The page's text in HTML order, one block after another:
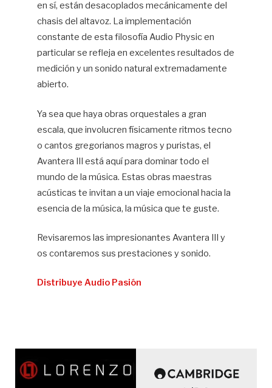
en sí, están desacoplados mecánicamente del
chasis del altavoz. La implementación
constante de esta filosofía Audio Physic en
particular se refleja en excelentes resultados de
medición y un sonido natural extremadamente
abierto.
Ya sea que haya obras orquestales a gran
escala, que involucren físicamente ritmos tecno
o cantos gregorianos magros y puristas, el
Avantera III está aquí para dominar todo el
mundo de la música. Estas obras maestras
acústicas te invitan a un viaje emocional hacia la
esencia de la música, la música que te guste.
Revisaremos las impresionantes Avantera III y
os contaremos sus prestaciones y sonido.
Distribuye Audio Pasión